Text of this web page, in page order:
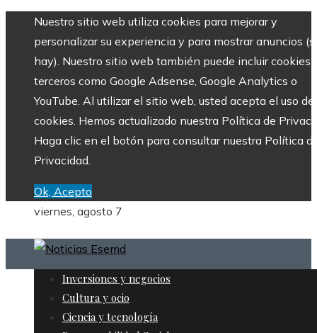
Nuestro sitio web utiliza cookies para mejorar y
personalizar su experiencia y para mostrar anuncios
hay). Nuestro sitio web también puede incluir cookies
terceros como Google Adsense, Google Analytics o
YouTube. Al utilizar el sitio web, usted acepta el uso de
cookies. Hemos actualizado nuestra Política de
Haga clic en el botón para consultar nuestra Política
Privacidad.
Ok, Acepto
viernes, agosto 7
Inversiones y negocios
Cultura y ocio
Ciencia y tecnología